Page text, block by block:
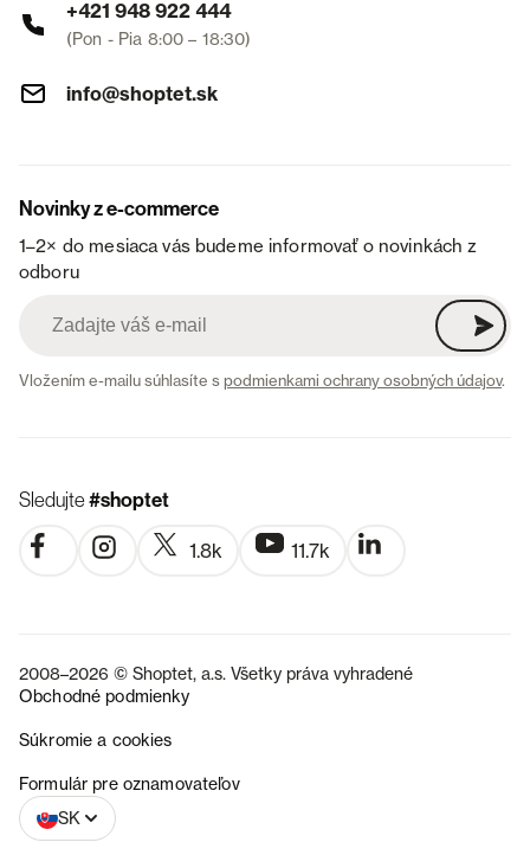
+421 948 922 444
(Pon - Pia 8:00 – 18:30)
info@shoptet.sk
Novinky z e-commerce
1–2× do mesiaca vás budeme informovať o novinkách z
odboru
Vložením e-mailu súhlasíte spodmienkami ochrany osobných údajov.
Sledujte#shoptet
1.8k 11.7k
2008–2026 © Shoptet, a.s. Všetky práva vyhradené
Obchodné podmienky
Súkromie a cookies
Formulár pre oznamovateľov
SK